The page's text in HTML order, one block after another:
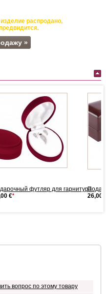
распродано,
»
футляр для гарнитура
€*
26,00
вопрос по этому товару